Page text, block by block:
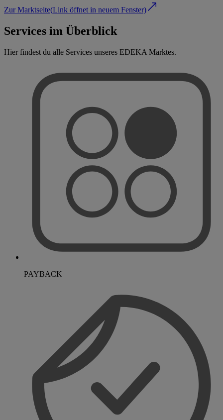
Zur Marktseite(Link öffnet in neuem Fenster)
Services im Überblick
Hier findest du alle Services unseres EDEKA Marktes.
PAYBACK